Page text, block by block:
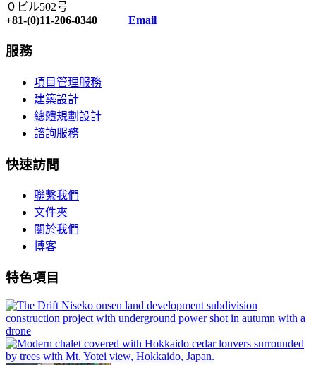
０ビル502号
+81-(0)11-206-0340 Email
服務
項目管理服務
建築設計
總體規劃設計
諮詢服務
快速訪問
聯繫我們
文件夾
關於我們
博客
特色項目